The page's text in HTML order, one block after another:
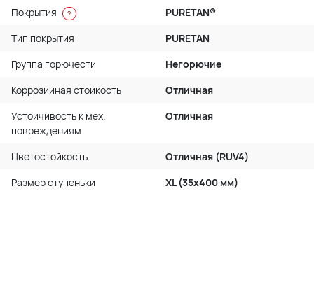
Покрытия ?
PURETAN®
Тип покрытия
PURETAN
Группа горючести
Негорючие
Коррозийная стойкость
Отличная
Устойчивость к мех.
повреждениям
Отличная
Цветостойкость
Отличная (RUV4)
Размер ступеньки
XL (35x400 мм)